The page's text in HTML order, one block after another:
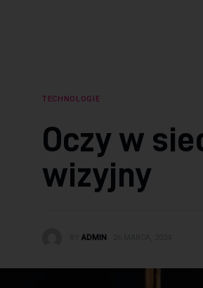
TECHNOLOGIE
Oczy w
wizyjny
ADMIN